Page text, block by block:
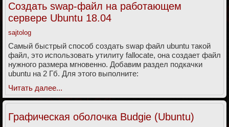
Создать swap-файл на работающем
сервере Ubuntu 18.04
sajtolog
Самый быстрый способ создать swap файл ubuntu такой
файл, это использовать утилиту fallocate, она создает файл
нужного размера мгновенно. Добавим раздел подкачки
ubuntu на 2 Гб. Для этого выполните:
Читать далее...
Графическая оболочка Budgie (Ubuntu)